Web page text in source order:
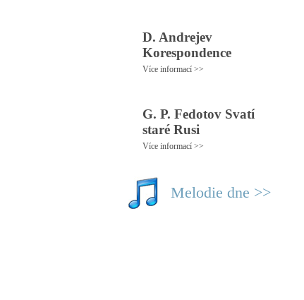
D. Andrejev
Korespondence
Více informací >>
G. P. Fedotov Svatí
staré Rusi
Více informací >>
Melodie dne >>